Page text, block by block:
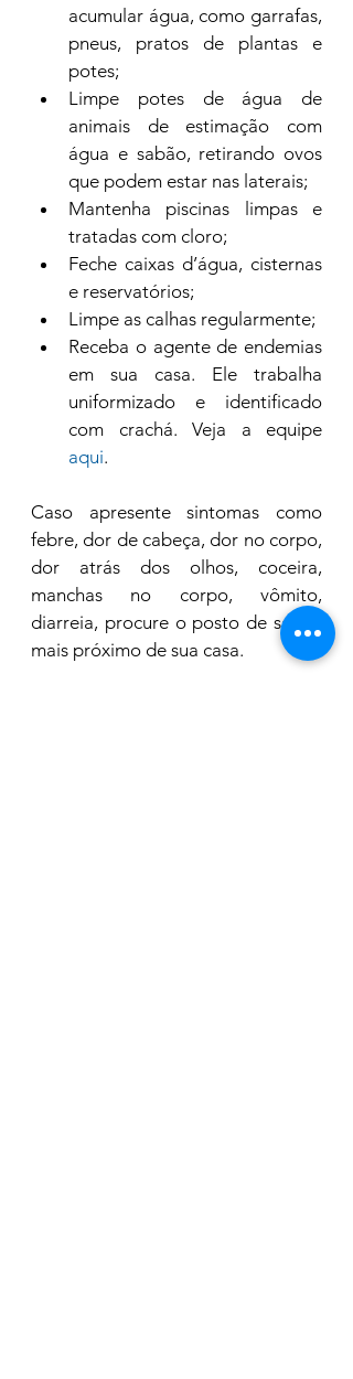
acumular água, como garrafas,
pneus, pratos de plantas e
potes;
Limpe potes de água de
animais de estimação com
água e sabão, retirando ovos
que podem estar nas laterais;
Mantenha piscinas limpas e
tratadas com cloro;
Feche caixas d’água, cisternas
e reservatórios;
Limpe as calhas regularmente;
Receba o agente de endemias
em sua casa. Ele trabalha
uniformizado e identificado
aqui.
Caso apresente sintomas como
febre, dor de cabeça, dor no corpo,
dor atrás dos olhos, coceira,
manchas no corpo, vômito,
diarreia, procure o posto de saúde
mais próximo de sua casa.